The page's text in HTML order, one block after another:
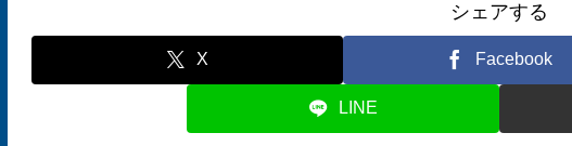
シェアする
X Facebook
LINE